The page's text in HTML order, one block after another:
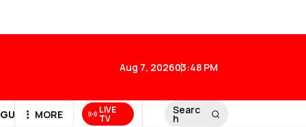
Aug 7, 202603:48 PM
GULF NEWS
MORE LIVE
TV
Searc
h